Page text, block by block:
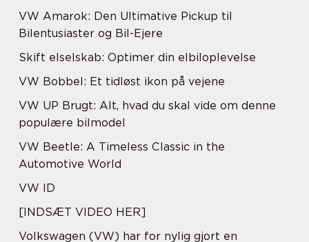
VW Amarok: Den Ultimative Pickup til
Bilentusiaster og Bil-Ejere
Skift elselskab: Optimer din elbiloplevelse
VW Bobbel: Et tidløst ikon på vejene
VW UP Brugt: Alt, hvad du skal vide om denne
populære bilmodel
VW Beetle: A Timeless Classic in the
Automotive World
VW ID
[INDSÆT VIDEO HER]
Volkswagen (VW) har for nylig gjort en